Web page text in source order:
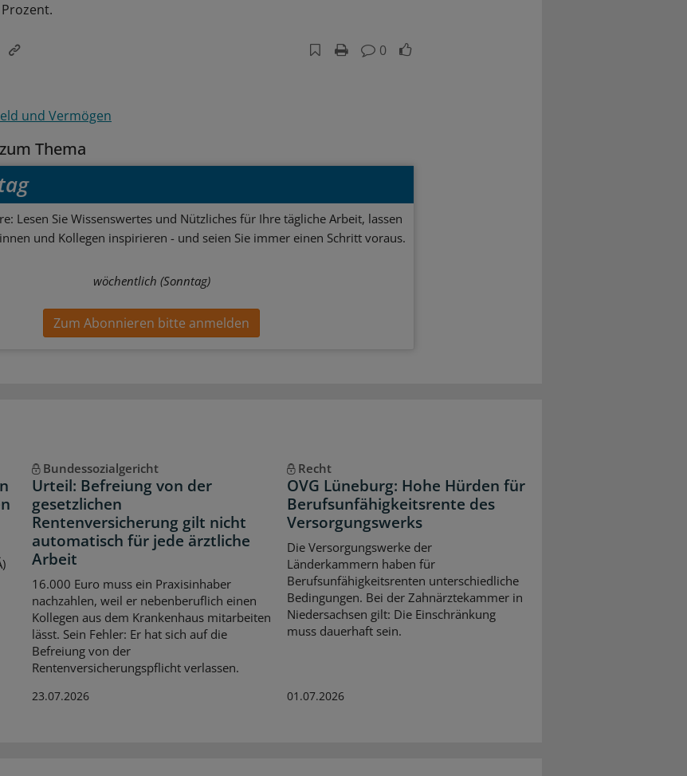
0
und Vermögen
Thema
Lesen Sie Wissenswertes und Nützliches für Ihre tägliche Arbeit, lassen
und Kollegen inspirieren - und seien Sie immer einen Schritt voraus.
wöchentlich (Sonntag)
Zum Abonnieren bitte anmelden
Bundessozialgericht
Urteil: Befreiung von der
gesetzlichen
Rentenversicherung gilt nicht
automatisch für jede ärztliche
Arbeit
16.000 Euro muss ein Praxisinhaber
nachzahlen, weil er nebenberuflich einen
Kollegen aus dem Krankenhaus mitarbeiten
lässt. Sein Fehler: Er hat sich auf die
Befreiung von der
Rentenversicherungspflicht verlassen.
23.07.2026
Recht
OVG Lüneburg: Hohe Hürden für
Berufsunfähigkeitsrente des
Versorgungswerks
Die Versorgungswerke der
Länderkammern haben für
Berufsunfähigkeitsrenten unterschiedliche
Bedingungen. Bei der Zahnärztekammer in
Niedersachsen gilt: Die Einschränkung
muss dauerhaft sein.
01.07.2026